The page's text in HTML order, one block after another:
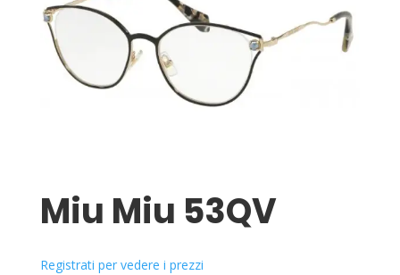
Miu Miu 53QV
Registrati per vedere i prezzi